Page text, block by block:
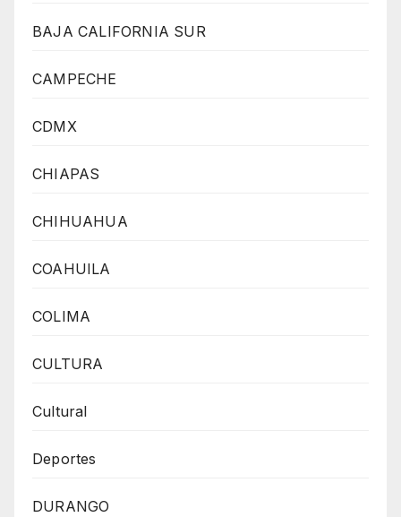
BAJA CALIFORNIA SUR
CAMPECHE
CDMX
CHIAPAS
CHIHUAHUA
COAHUILA
COLIMA
CULTURA
Cultural
Deportes
DURANGO